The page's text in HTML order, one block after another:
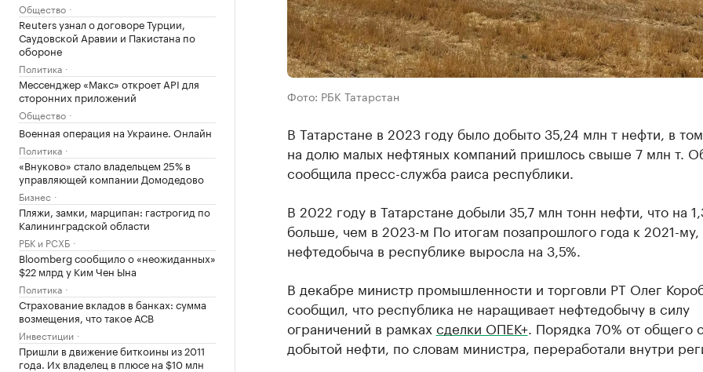
Общество
Reuters узнал о договоре Турции,
Саудовской Аравии и Пакистана по
обороне
Политика
Мессенджер «Макс» откроет API для
сторонних приложений
Общество
Военная операция на Украине. Онлайн
Политика
«Внуково» стало владельцем 25% в
управляющей компании Домодедово
Бизнес
Пляжи, замки, марципан: гастрогид по
Калининградской области
РБК и РСХБ
Bloomberg сообщило о «неожиданных»
$22 млрд у Ким Чен Ына
Политика
Страхование вкладов в банках: сумма
возмещения, что такое АСВ
Инвестиции
Пришли в движение биткоины из 2011
года. Их владелец в плюсе на $10 млн
Фото: РБК Татарстан
В Татарстане в 2023 году было добыто 35,24 млн т нефти, в
на долю малых нефтяных компаний пришлось свыше 7 млн т.
сообщила пресс-служба раиса республики.
В 2022 году в Татарстане добыли 35,7 млн тонн нефти, что на
больше, чем в 2023-м По итогам позапрошлого года к 2021-му,
нефтедобыча в республике выросла на 3,5%.
В декабре министр промышленности и торговли РТ Олег
сообщил, что республика не наращивает нефтедобычу в силу
ограничений в рамках сделки ОПЕК+. Порядка 70% от общего
добытой нефти, по словам министра, переработали внутри